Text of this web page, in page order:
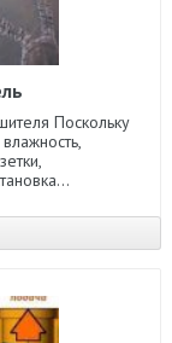
Поскольку